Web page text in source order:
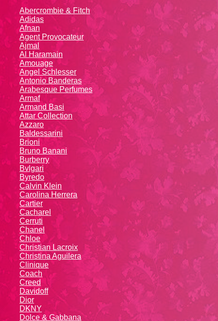
Abercrombie & Fitch
Adidas
Afnan
Agent Provocateur
Ajmal
Al Haramain
Amouage
Angel Schlesser
Antonio Banderas
Arabesque Perfumes
Armaf
Armand Basi
Attar Collection
Azzaro
Baldessarini
Brioni
Bruno Banani
Burberry
Bvlgari
Byredo
Calvin Klein
Carolina Herrera
Cartier
Caсhаrеl
Cerruti
Chanel
Chloe
Christian Lacroix
Christina Aguilera
Cliniquе
Coach
Creed
Davidoff
Dior
DKNY
Dolce & Gabbana